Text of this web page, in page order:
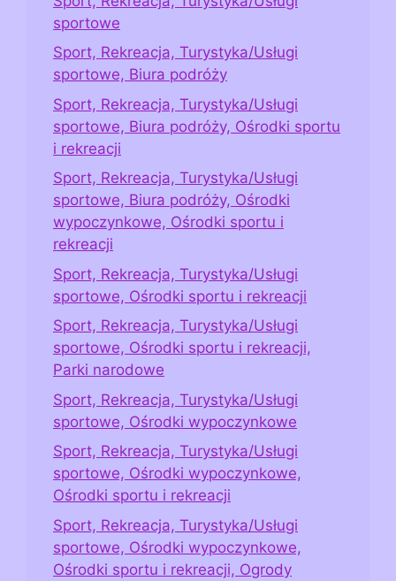
sportowe
Sport, Rekreacja, Turystyka/Usługi
sportowe, Biura podróży
Sport, Rekreacja, Turystyka/Usługi
sportowe, Biura podróży, Ośrodki sportu
i rekreacji
Sport, Rekreacja, Turystyka/Usługi
sportowe, Biura podróży, Ośrodki
wypoczynkowe, Ośrodki sportu i
rekreacji
Sport, Rekreacja, Turystyka/Usługi
sportowe, Ośrodki sportu i rekreacji
Sport, Rekreacja, Turystyka/Usługi
sportowe, Ośrodki sportu i rekreacji,
Parki narodowe
Sport, Rekreacja, Turystyka/Usługi
sportowe, Ośrodki wypoczynkowe
Sport, Rekreacja, Turystyka/Usługi
sportowe, Ośrodki wypoczynkowe,
Ośrodki sportu i rekreacji
Sport, Rekreacja, Turystyka/Usługi
sportowe, Ośrodki wypoczynkowe,
Ośrodki sportu i rekreacji, Ogrody